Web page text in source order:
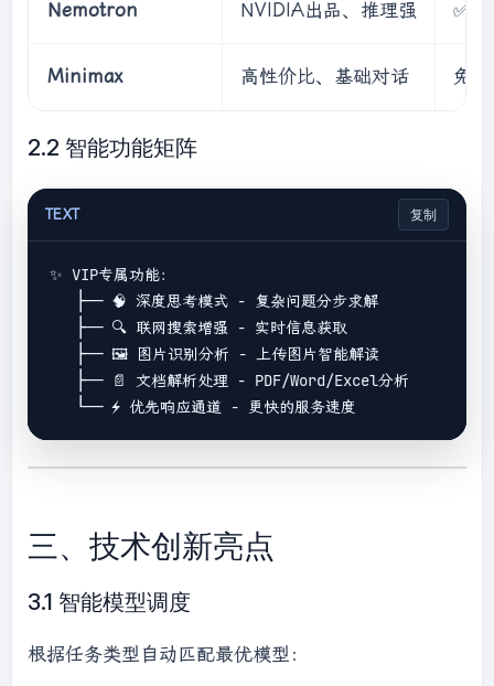
Nemotron NVIDIA出品、推理强 ✅
Minimax 高性价比、基础对话 免
2.2 智能功能矩阵
TEXT 复制
✨ VIP专属功能：
三、技术创新亮点
3.1 智能模型调度
根据任务类型自动匹配最优模型：